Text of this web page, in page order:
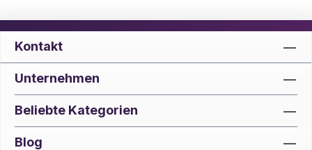
Kontakt
Unternehmen
Beliebte Kategorien
Blog